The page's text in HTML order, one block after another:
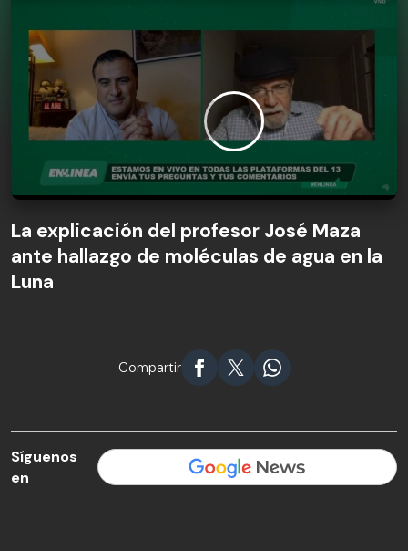
La explicación del profesor José Maza
ante hallazgo de moléculas de agua en la
Luna
Compartir
Síguenos
en